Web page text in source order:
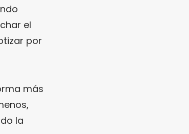
el
por
más
la